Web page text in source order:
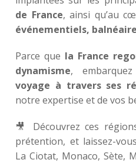
de France, ainsi qu’au
événementiels,
Parce que la France
dynamisme,
voyage à travers ses
notre expertise et de vos
🎥 Découvrez ces
prétention, et laissez-
La Ciotat, Monaco, Sète,